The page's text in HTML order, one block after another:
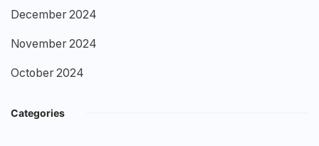
December 2024
November 2024
October 2024
Categories